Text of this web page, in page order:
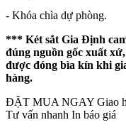
- Khóa chìa dự phòng.
*** Két sắt Gia Định
đúng nguồn gốc xuất
được đóng bìa kín khi
hàng.
ĐẶT MUA NGAY Giao
Tư vấn nhanh In báo giá